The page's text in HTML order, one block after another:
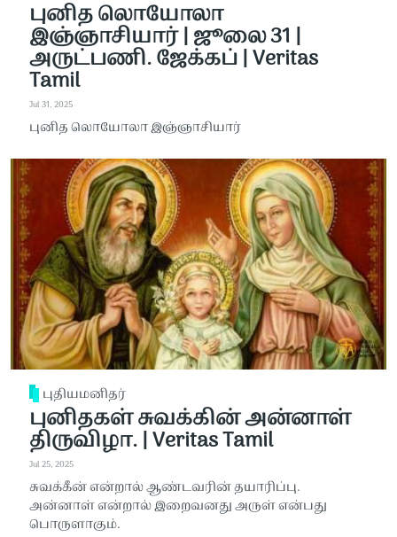
புனித லொயோலா
இஞ்ஞாசியார் | ஜூலை 31 |
அருட்பணி. ஜேக்கப் | Veritas
Tamil
Jul 31, 2025
புனித லொயோலா இஞ்ஞாசியார்
புதியமனிதர்
புனிதகள் சுவக்கின் அன்னாள்
திருவிழா. | Veritas Tamil
Jul 25, 2025
சுவக்கீன் என்றால் ஆண்டவரின் தயாரிப்பு.
அன்னாள் என்றால் இறைவனது அருள் என்பது
பொருளாகும்.